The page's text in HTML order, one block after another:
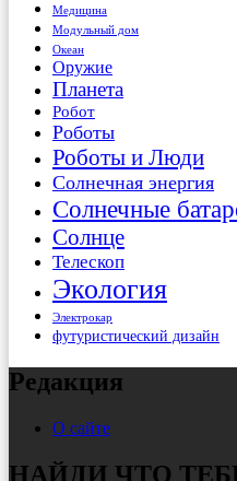
Медицина
Модульный дом
Океан
Оружие
Планета
Робот
Роботы
Роботы и Люди
Солнечная энергия
Солнечные
Солнце
Телескоп
Экология
Электрокар
футуристический дизайн
Редакция
О сайте
НАЙДИ ЧТО